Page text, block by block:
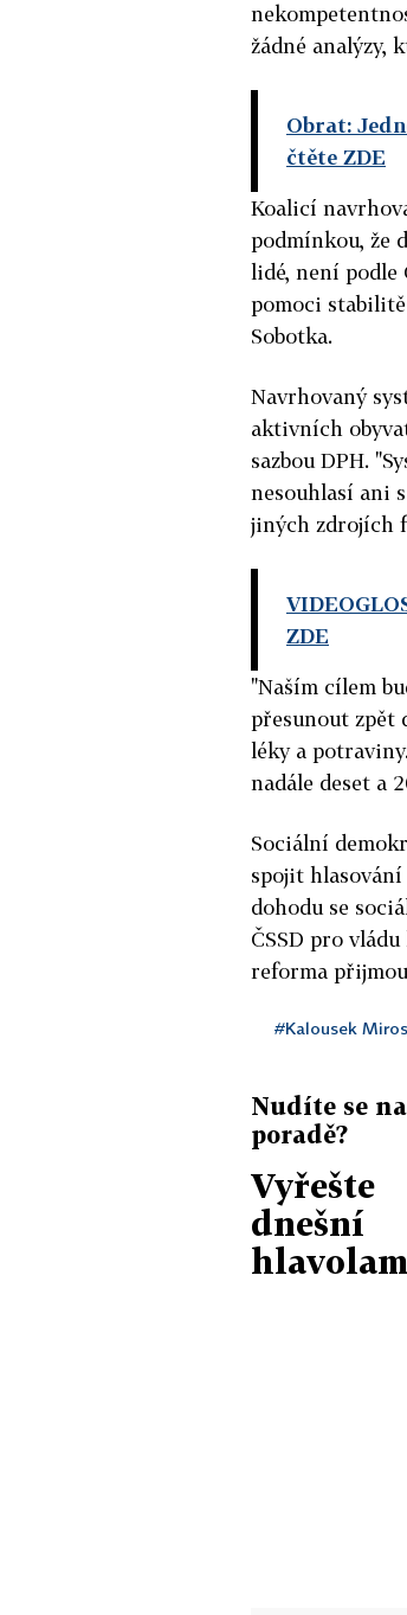
žádné analýzy,
Obrat:
čtěte ZDE
Koalicí
podmínkou, že
lidé, není podle
pomoci stabilitě
Sobotka.
Navrhovaný
aktivních
sazbou DPH.
nesouhlasí ani
jiných zdrojích
ZDE
"Naším cílem
přesunout zpět
léky a
nadále deset a
Sociální
spojit
dohodu se
ČSSD pro
reforma
#Kalousek
Nudíte se na
poradě?
Vyřešte
dnešní